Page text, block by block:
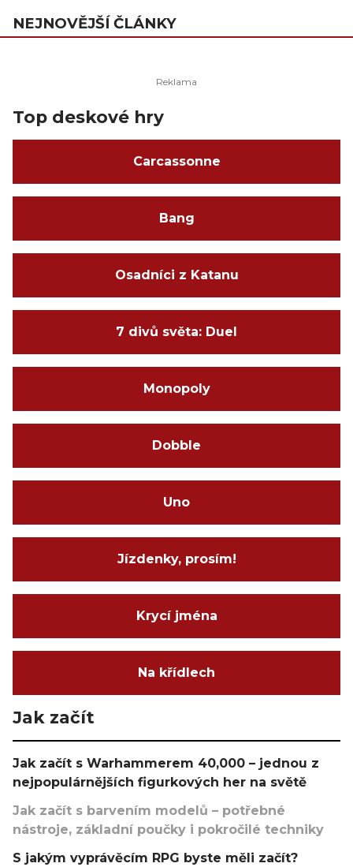
NEJNOVĚJŠÍ ČLÁNKY
Top deskové hry
Carcassonne
Bang
Osadníci z Katanu
7 divů světa: Duel
Monopoly
Dobble
Uno
Jízdenky, prosím!
Krycí jména
Na křídlech
Jak začít
Jak začít s Warhammerem 40,000 – jednou z
nejpopulárnějších figurkových her na světě
Jak začít s barvením modelů – potřebné
nástroje, základní poučky i pokročilé techniky
S jakým vyprávěcím RPG byste měli začít?